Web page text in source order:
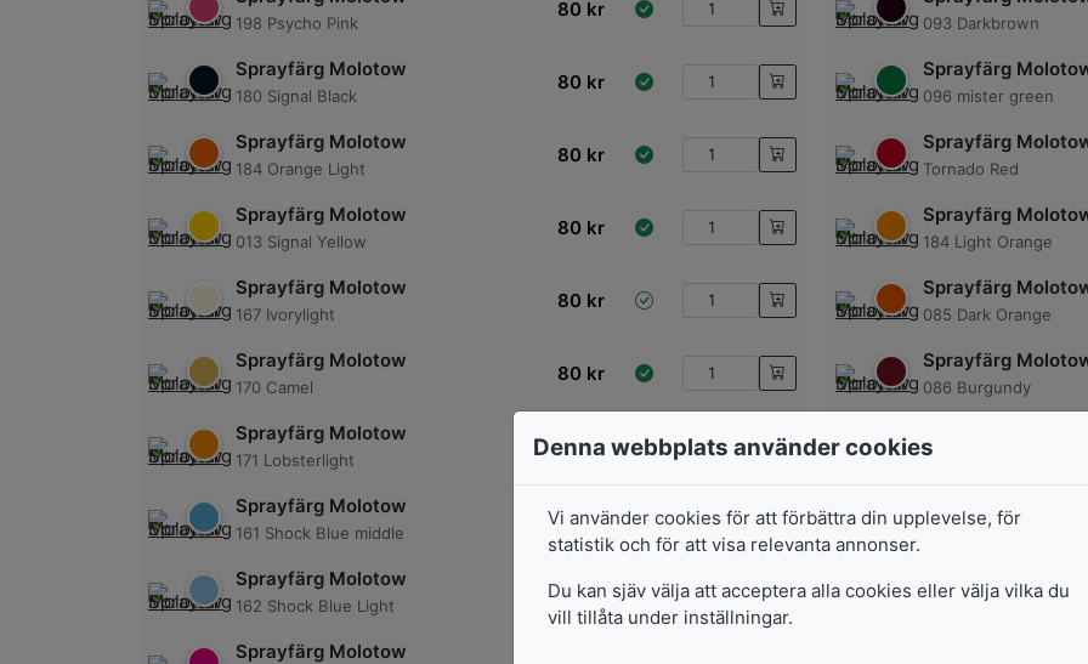
198 Psycho Pink
80 kr
Sprayfärg Molotow
180 Signal Black
80 kr
Sprayfärg Molotow
184 Orange Light
80 kr
Sprayfärg Molotow
013 Signal Yellow
80 kr
Sprayfärg Molotow
167 Ivorylight
80 kr
Sprayfärg Molotow
170 Camel
80 kr
Sprayfärg Molotow
171 Lobsterlight
80kr
Sprayfärg Molotow
161 Shock Blue middle
80kr
Sprayfärg Molotow
162 Shock Blue Light
80kr
Sprayfärg Molotow
093 Darkbrown
Sprayfärg
096 mister green
Sprayfärg
Tornado Red
Sprayfärg
184 Light Orange
Sprayfärg
085 Dark Orange
Sprayfärg
086 Burgundy
066 Juicegreen
Sprayfärg Molotow
075 milkcoffee
Sprayfärg Molotow
Deep Black
Denna webbplats använder cookies
Vi använder cookies för att förbättra din upplevelse, för
statistik och för att visa relevanta annonser.
Du kan sjäv välja att acceptera alla cookies eller välja vilka du
vill tillåta under inställningar.